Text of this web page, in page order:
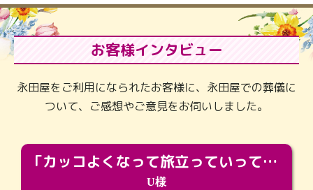
お客様インタビュー
永田屋をご利用になられたお客様に、永田屋での葬儀に
ついて、ご感想やご意見をお伺いしました。
「カッコよくなって旅立っていってくれました（笑）もっとカッコいいって言ってあげればよかったな」
U様